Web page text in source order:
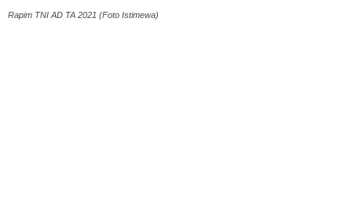
Rapim TNI AD TA 2021 (Foto Istimewa)